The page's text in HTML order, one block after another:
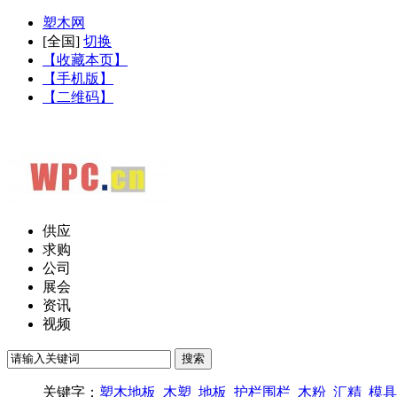
塑木网
[全国] 切换
【收藏本页】
【手机版】
【二维码】
供应
求购
公司
展会
资讯
视频
关键字： 塑木地板 木塑 地板 护栏围栏 木粉 汇精 模具